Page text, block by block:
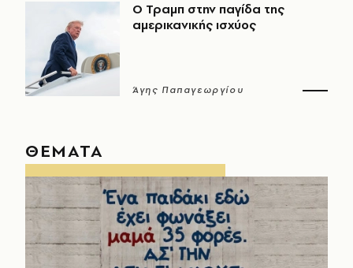
Ο Τραμπ στην παγίδα της
αμερικανικής ισχύος
Άγης Παπαγεωργίου
ΘΕΜΑΤΑ